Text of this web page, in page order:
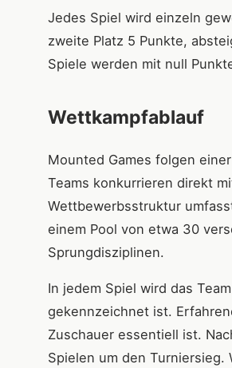
Jedes Spiel wird einzeln
zweite Platz 5 Punkte,
Spiele werden mit null
Wettkampfablauf
Mounted Games folgen
Teams konkurrieren direkt
Wettbewerbsstruktur
einem Pool von etwa 30
Sprungdisziplinen.
In jedem Spiel wird das
gekennzeichnet ist.
Zuschauer essentiell ist.
Spielen um den